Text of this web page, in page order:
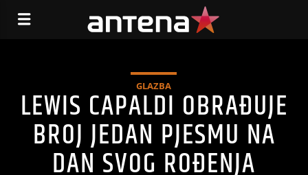
GLAZBA
LEWIS CAPALDI OBRAĐUJE
BROJ JEDAN PJESMU NA
DAN SVOG ROĐENJA